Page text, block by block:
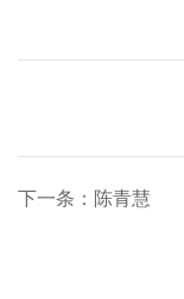
下一条：陈青慧